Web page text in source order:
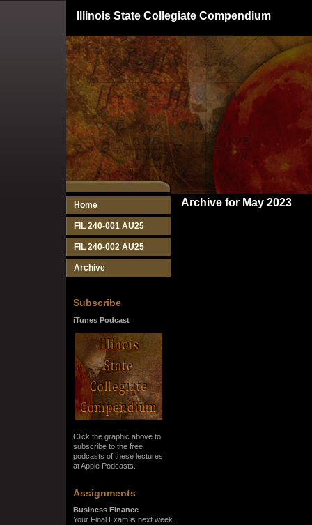
Illinois State Collegiate Compendium
Home
FIL 240-001 AU25
FIL 240-002 AU25
Archive
Subscribe
iTunes Podcast
Click the graphic above to
subscribe to the free
podcasts of these lectures
at Apple Podcasts.
Assignments
Business Finance
Your Final Exam is next week.
SPRING SEMESTER 2026
Archive for May 2023